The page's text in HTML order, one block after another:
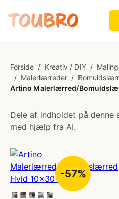
Forside / Kreativ / DIY /
/ Malerlærreder /
Artino Malerlærred/
Dele af indholdet på
med hjælp fra AI.
-57%